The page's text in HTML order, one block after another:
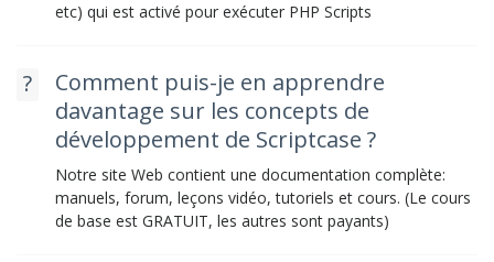
etc) qui est activé pour exécuter PHP Scripts
Comment puis-je en apprendre
davantage sur les concepts de
développement de Scriptcase ?
Notre site Web contient une documentation complète:
manuels, forum, leçons vidéo, tutoriels et cours. (Le cours
de base est GRATUIT, les autres sont payants)